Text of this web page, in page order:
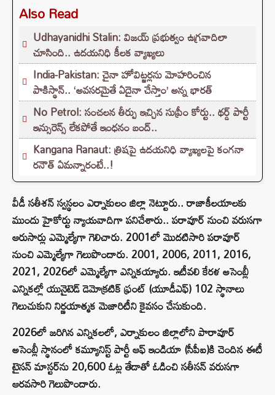
Also Read
Udhayanidhi Stalin: విజయ్ ప్రభుత్వం ఉగ్రవాదిలా
చూసింది.. ఉదయనిధి కీలక వ్యాఖ్యలు
India-Pakistan: చైనా హోవిట్జర్లను మోహరించిన
పాకిస్థాన్.. ‘అవసరమైతే ఏదైనా చేస్తాం’ అన్న భారత్
No Petrol: సంచలన తీర్పు ఇచ్చిన సుప్రీం కోర్టు.. థర్డ్ పార్టీ
ఇన్సురెన్స్ లేకపోతే ఇంధనం బంద్..
Kangana Ranaut: త్రిషపై ఉదయనిధి వ్యాఖ్యలపై కంగనా
రనౌత్ ఏమన్నారంటే..!
వీడీ సతీశన్‌ స్వస్థలం ఎర్నాకులం జిల్లా నెట్టూరు.. రాజాకీలయాలకు
ముందు హైకోర్టు న్యాయవాదిగా పనిచేశారు.. పరావూర్ నుంచి వరుసగా
ఆరుసార్లు ఎమ్మెల్యేగా గెలిచారు. 2001లో మొదటిసారి పరావూర్
నుంచి ఎమ్మెల్యేగా గెలుపొందారు. 2001, 2006, 2011, 2016,
2021, 2026లో ఎమ్మెల్యేగా ఎన్నికయ్యారు. ఇటీవలి కేరళ అసెంబ్లీ
ఎన్నికల్లో యునైటెడ్ డెమోక్రటిక్ ఫ్రంట్ (యూడీఎఫ్) 102 స్థానాలు
గెలుచుకుని నిర్ణయాత్మక మెజారిటీని కైవసం చేసుకుంది.
2026లో జరిగిన ఎన్నికలలో, ఎర్నాకులం జిల్లాలోని పారావూర్
అసెంబ్లీ స్థానంలో కమ్యూనిస్ట్ పార్టీ ఆఫ్ ఇండియా (సీపీఐ)కి చెందిన ఈటీ
టైసన్ మాస్టర్‌ను 20,600 ఓట్ల తేడాతో ఓడించి సతీసన్ వరుసగా
ఆరవసారి గెలుపొందారు.